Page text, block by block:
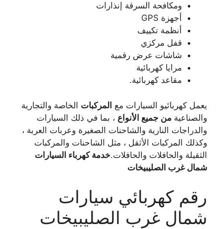
ومكافحة السرقة إنذارات
أجهزة GPS
أنظمة تكييف
قفل مركزي
شاشات عرض رقمية
مرايا كهربائية
مقاعد كهربائية.
يعمل كهربائيو السيارات مع المركبات الخاصة والتجارية
والصناعية من جميع الأنواع ، بما في ذلك السيارات
والدراجات النارية والشاحنات الصغيرة وعربات العربة ،
وكذلك المركبات الأثقل ، مثل الشاحنات والمركبات
الثقيلة والحافلات والحافلات.خدمة كهرباء السيارات
شمال غرب الصليبيخات
رقم كهربائي سيارات
شمال غرب الصليبيخات